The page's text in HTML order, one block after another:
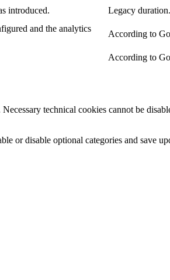
introduced. Legacy duration.
and the analytics
According to
According to
technical cookies cannot be
or disable optional categories and save